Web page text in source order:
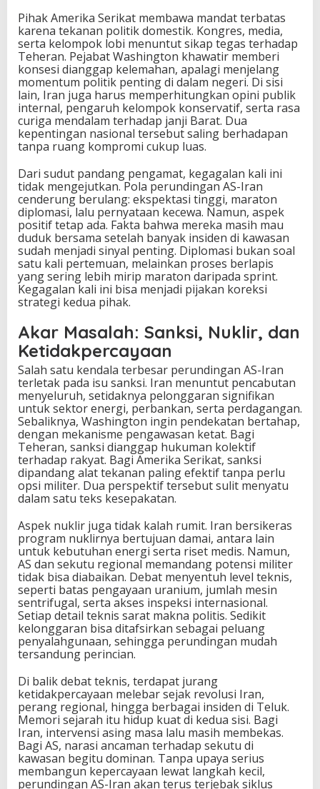
Pihak Amerika Serikat membawa mandat terbatas
karena tekanan politik domestik. Kongres, media,
serta kelompok lobi menuntut sikap tegas terhadap
Teheran. Pejabat Washington khawatir memberi
konsesi dianggap kelemahan, apalagi menjelang
momentum politik penting di dalam negeri. Di sisi
lain, Iran juga harus memperhitungkan opini publik
internal, pengaruh kelompok konservatif, serta rasa
curiga mendalam terhadap janji Barat. Dua
kepentingan nasional tersebut saling berhadapan
tanpa ruang kompromi cukup luas.
Dari sudut pandang pengamat, kegagalan kali ini
tidak mengejutkan. Pola perundingan AS-Iran
cenderung berulang: ekspektasi tinggi, maraton
diplomasi, lalu pernyataan kecewa. Namun, aspek
positif tetap ada. Fakta bahwa mereka masih mau
duduk bersama setelah banyak insiden di kawasan
sudah menjadi sinyal penting. Diplomasi bukan soal
satu kali pertemuan, melainkan proses berlapis
yang sering lebih mirip maraton daripada sprint.
Kegagalan kali ini bisa menjadi pijakan koreksi
strategi kedua pihak.
Akar Masalah: Sanksi, Nuklir, dan
Ketidakpercayaan
Salah satu kendala terbesar perundingan AS-Iran
terletak pada isu sanksi. Iran menuntut pencabutan
menyeluruh, setidaknya pelonggaran signifikan
untuk sektor energi, perbankan, serta perdagangan.
Sebaliknya, Washington ingin pendekatan bertahap,
dengan mekanisme pengawasan ketat. Bagi
Teheran, sanksi dianggap hukuman kolektif
terhadap rakyat. Bagi Amerika Serikat, sanksi
dipandang alat tekanan paling efektif tanpa perlu
opsi militer. Dua perspektif tersebut sulit menyatu
dalam satu teks kesepakatan.
Aspek nuklir juga tidak kalah rumit. Iran bersikeras
program nuklirnya bertujuan damai, antara lain
untuk kebutuhan energi serta riset medis. Namun,
AS dan sekutu regional memandang potensi militer
tidak bisa diabaikan. Debat menyentuh level teknis,
seperti batas pengayaan uranium, jumlah mesin
sentrifugal, serta akses inspeksi internasional.
Setiap detail teknis sarat makna politis. Sedikit
kelonggaran bisa ditafsirkan sebagai peluang
penyalahgunaan, sehingga perundingan mudah
tersandung perincian.
Di balik debat teknis, terdapat jurang
ketidakpercayaan melebar sejak revolusi Iran,
perang regional, hingga berbagai insiden di Teluk.
Memori sejarah itu hidup kuat di kedua sisi. Bagi
Iran, intervensi asing masa lalu masih membekas.
Bagi AS, narasi ancaman terhadap sekutu di
kawasan begitu dominan. Tanpa upaya serius
membangun kepercayaan lewat langkah kecil,
perundingan AS-Iran akan terus terjebak siklus